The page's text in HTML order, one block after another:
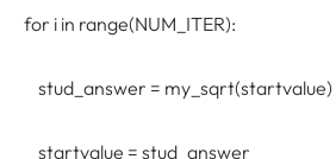
for i in range(NUM_ITER):
stud_answer = my_sqrt(startvalue)
startvalue = stud_answer